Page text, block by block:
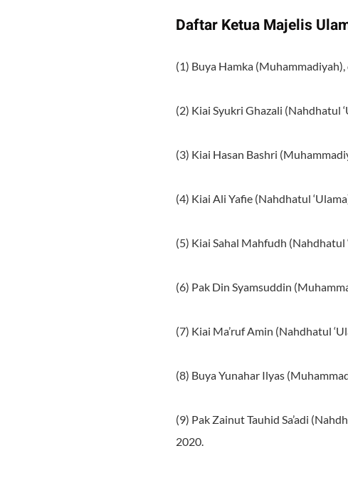
Daftar Ketua Majelis
(1) Buya Hamka
(2) Kiai Syukri Ghazali (Nahdhatul
(3) Kiai Hasan Bashri
(4) Kiai Ali Yafie (Nahdhatul
(5) Kiai Sahal Mahfudh (Nahdhatul
(6) Pak Din Syamsuddin
(7) Kiai Ma’ruf Amin (Nahdhatul
(8) Buya Yunahar Ilyas
(9) Pak Zainut Tauhid Sa’adi
2020.